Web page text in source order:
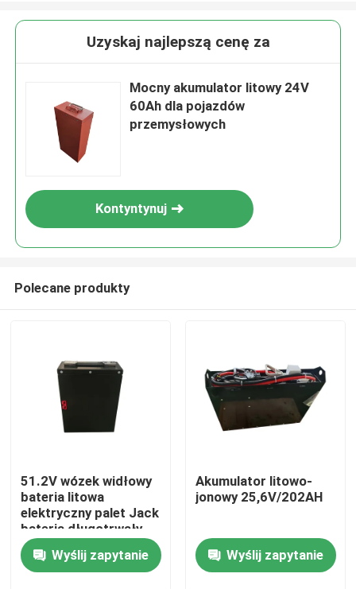
Dom
Produkty
Uzyskaj najlepszą cenę za
Mocny akumulator litowy 24V
60Ah dla pojazdów
przemysłowych
Kontyntynuj
Polecane produkty
51.2V wózek widłowy
bateria litowa
elektryczny palet Jack
bateria długotrwały
zasilacz
Wyślij zapytanie
Akumulator litowo-
jonowy 25,6V/202AH
Wyślij zapytanie